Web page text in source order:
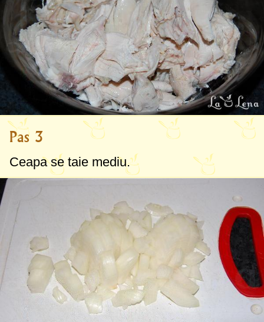
Pas 3
Ceapa se taie mediu.